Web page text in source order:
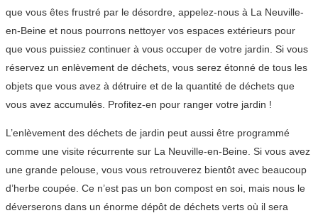
que vous êtes frustré par le désordre, appelez-nous à La Neuville-
en-Beine et nous pourrons nettoyer vos espaces extérieurs pour
que vous puissiez continuer à vous occuper de votre jardin. Si vous
réservez un enlèvement de déchets, vous serez étonné de tous les
objets que vous avez à détruire et de la quantité de déchets que
vous avez accumulés. Profitez-en pour ranger votre jardin !
L’enlèvement des déchets de jardin peut aussi être programmé
comme une visite récurrente sur La Neuville-en-Beine. Si vous avez
une grande pelouse, vous vous retrouverez bientôt avec beaucoup
d’herbe coupée. Ce n’est pas un bon compost en soi, mais nous le
déverserons dans un énorme dépôt de déchets verts où il sera